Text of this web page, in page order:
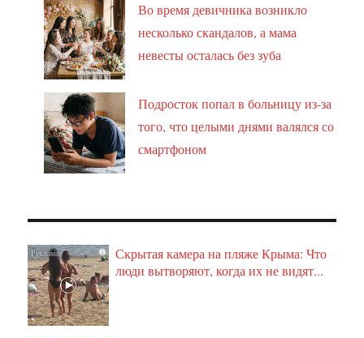
Во время девичника возникло
несколько скандалов, а мама
невесты осталась без зуба
Подросток попал в больницу из-за
того, что целыми днями валялся со
смартфоном
i
Скрытая камера на пляже Крыма: Что
люди вытворяют, когда их не видят...